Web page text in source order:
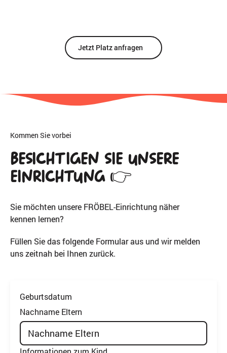
Jetzt Platz anfragen
Kommen Sie vorbei
Besichtigen Sie unsere
Einrichtung 👉
Sie möchten unsere FRÖBEL-Einrichtung näher
kennen lernen?
Füllen Sie das folgende Formular aus und wir melden
uns zeitnah bei Ihnen zurück.
Geburtsdatum
Nachname Eltern